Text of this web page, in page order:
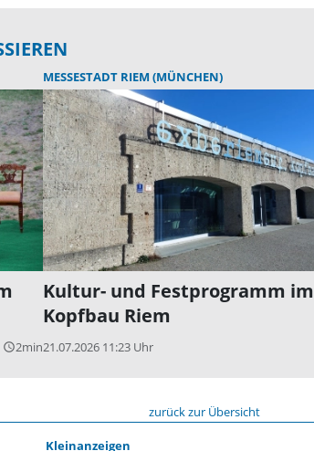
query_builder2min
MESSESTADT RIEM (MÜNCHEN)
Kultur- und Festprogramm im
Kopfbau Riem
21.07.2026 11:23 Uhr
zurück zur Übersicht
Kleinanzeigen